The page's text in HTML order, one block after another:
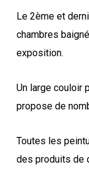
Le 2ème et
chambres
exposition.
Un large couloir
propose de
Toutes les
des produits de